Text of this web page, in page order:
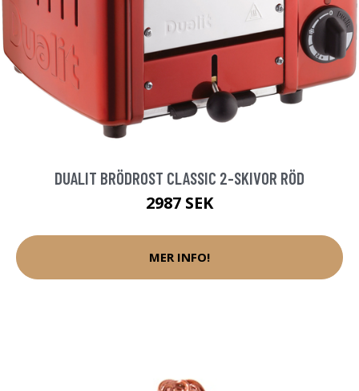
DUALIT BRÖDROST CLASSIC 2-SKIVOR RÖD
2987 SEK
MER INFO!